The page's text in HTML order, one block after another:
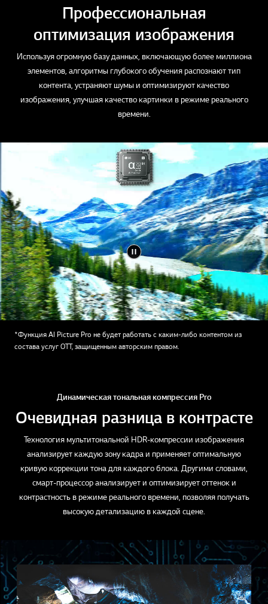
Профессиональная
оптимизация изображения
Используя огромную базу данных, включающую более миллиона
элементов, алгоритмы глубокого обучения распознают тип
контента, устраняют шумы и оптимизируют качество
изображения, улучшая качество картинки в режиме реального
времени.
*Функция AI Picture Pro не будет работать с каким-либо контентом из
состава услуг ОТТ, защищенным авторским правом.
Динамическая тональная компрессия Pro
Очевидная разница в контрасте
Технология мультитональной HDR-компрессии изображения
анализирует каждую зону кадра и применяет оптимальную
кривую коррекции тона для каждого блока. Другими словами,
смарт-процессор анализирует и оптимизирует оттенок и
контрастность в режиме реального времени, позволяя получать
высокую детализацию в каждой сцене.